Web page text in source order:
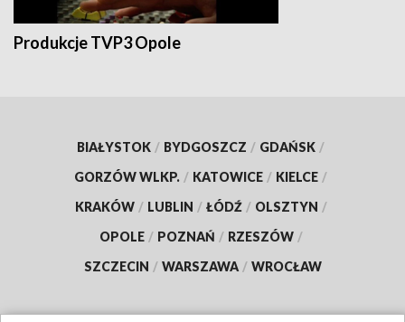
Produkcje TVP3 Opole
BIAŁYSTOK / BYDGOSZCZ / GDAŃSK /
GORZÓW WLKP. / KATOWICE / KIELCE /
KRAKÓW / LUBLIN / ŁÓDŹ / OLSZTYN /
OPOLE / POZNAŃ / RZESZÓW /
SZCZECIN / WARSZAWA / WROCŁAW